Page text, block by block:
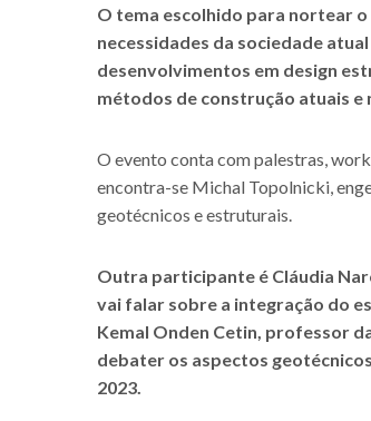
O tema escolhido para nortear
necessidades da sociedade
desenvolvimentos em design
métodos de construção atuais e
O evento conta com palestras,
encontra-se Michal Topolnicki,
geotécnicos e estruturais.
Outra participante é Cláudia
vai falar sobre a integração do
Kemal Onden Cetin, professor
debater os aspectos
2023.